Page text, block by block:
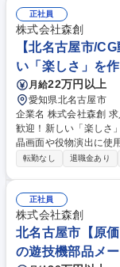
因分析 ■改善案のフィ
変更範囲：当社が定める範囲 募集職種 【遊技機部品の試験
フ】経験活かせる◎
正社員
株式会社森創
【北名古屋市/
い「楽しさ」を
月給22万円以上
愛知県北名古屋市
企業名 株式会社森創 求人名 【北名古屋市/CG動画クリエイター】経験者
歓迎！新しい「楽しさ」を作り出す 仕事の内
晶画面や役物演出に使
トへの提案にも活用さ
けていただきます。 将
担当もお任せします。 募集職種 【北名古屋市/CG動画クリエイター】経験
者歓迎！新しい「楽し
転勤なし 退職金あり
正社員
株式会社森創
北名古屋市【原
の遊技機部品メ